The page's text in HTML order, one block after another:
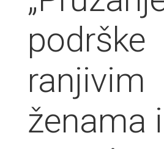
podrške
ranjivim
ženama i